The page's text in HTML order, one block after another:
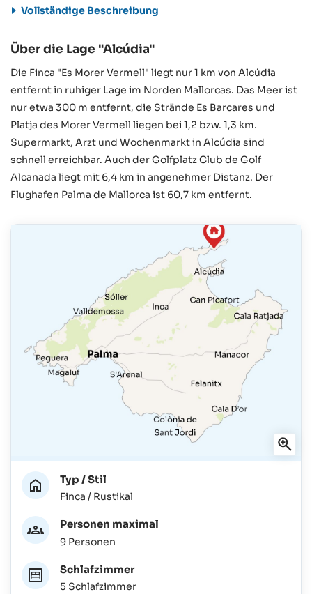
Vollständige Beschreibung
Über die Lage "Alcúdia"
Die Finca "Es Morer Vermell" liegt nur 1 km von Alcúdia
entfernt in ruhiger Lage im Norden Mallorcas. Das Meer ist
nur etwa 300 m entfernt, die Strände Es Barcares und
Platja des Morer Vermell liegen bei 1,2 bzw. 1,3 km.
Supermarkt, Arzt und Wochenmarkt in Alcúdia sind
schnell erreichbar. Auch der Golfplatz Club de Golf
Alcanada liegt mit 6,4 km in angenehmer Distanz. Der
Flughafen Palma de Mallorca ist 60,7 km entfernt.
Typ / Stil
Finca / Rustikal
Personen maximal
9 Personen
Schlafzimmer
5 Schlafzimmer